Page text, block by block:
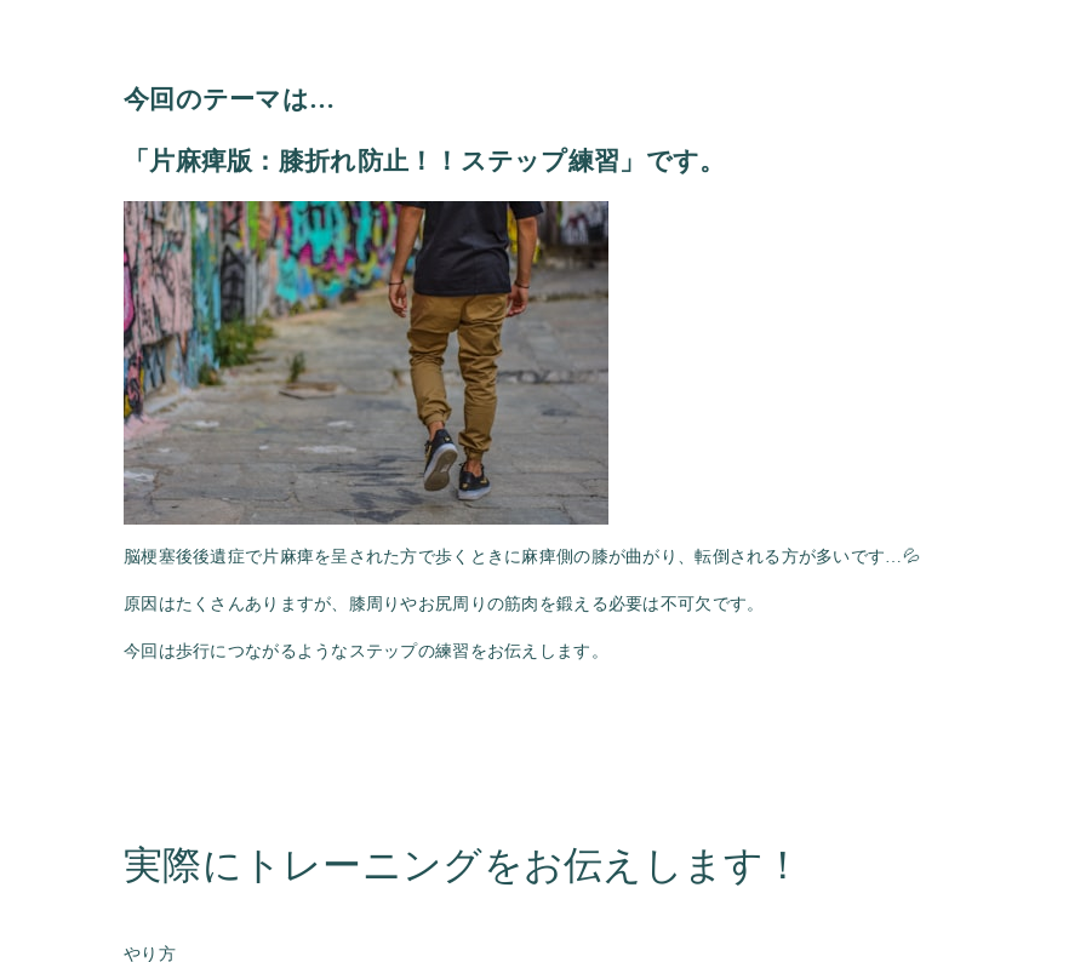
今回のテーマは…
「片麻痺版：膝折れ防止！！ステップ練習」です。
脳梗塞後後遺症で片麻痺を呈された方で歩くときに麻痺側の膝が曲がり、転倒される方が多いです…💦
原因はたくさんありますが、膝周りやお尻周りの筋肉を鍛える必要は不可欠です。
今回は歩行につながるようなステップの練習をお伝えします。
実際にトレーニングをお伝えします！
やり方